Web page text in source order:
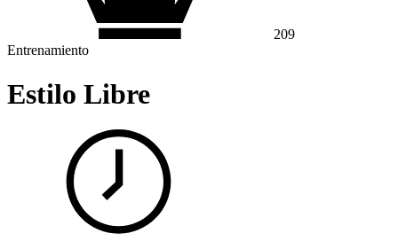
209
Entrenamiento
Estilo Libre